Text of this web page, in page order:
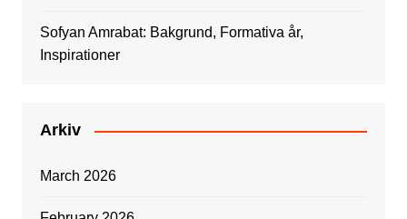
Sofyan Amrabat: Bakgrund, Formativa år,
Inspirationer
Arkiv
March 2026